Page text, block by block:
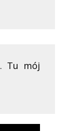
. Tu mój